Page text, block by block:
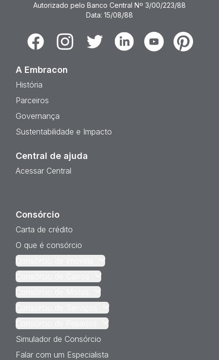
Autorizado pelo Banco Central Nº 3/00/223/88
Data: 15/08/88
FacebookInstagramTwitter LinkedinYoutubePinterest
A Embracon
História
Parceiros
Governança
Sustentabilidade e Impacto
Central de ajuda
Acessar Central
Consórcio
Carta de crédito
O que é consórcio
Consórcio de Imóveis
Consórcio de Carros
Consórcio de Motos
Consórcio de Serviços
Consórcio de Pesados
Simulador de Consórcio
Falar com um Especialista